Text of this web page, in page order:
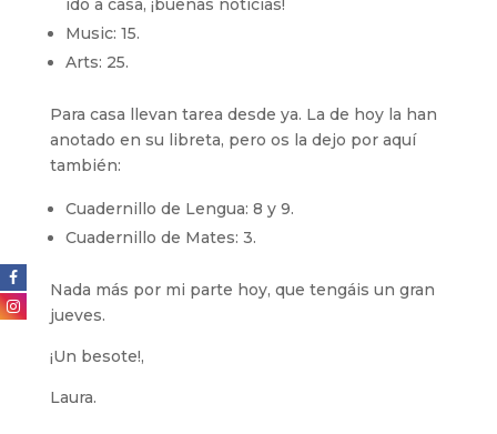
ido a casa, ¡buenas noticias!
Music: 15.
Arts: 25.
Para casa llevan tarea desde ya. La de hoy la han
anotado en su libreta, pero os la dejo por aquí
también:
Cuadernillo de Lengua: 8 y 9.
Cuadernillo de Mates: 3.
Nada más por mi parte hoy, que tengáis un gran
jueves.
¡Un besote!,
Laura.